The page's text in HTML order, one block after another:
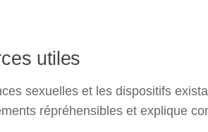
utiles
sexuelles et les dispositifs
répréhensibles et explique